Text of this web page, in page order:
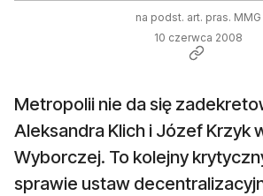
na podst. art. pras. MMG
10 czerwca 2008
Metropolii nie da się
Aleksandra Klich i Józef Krzyk
Wyborczej. To kolejny
sprawie ustaw